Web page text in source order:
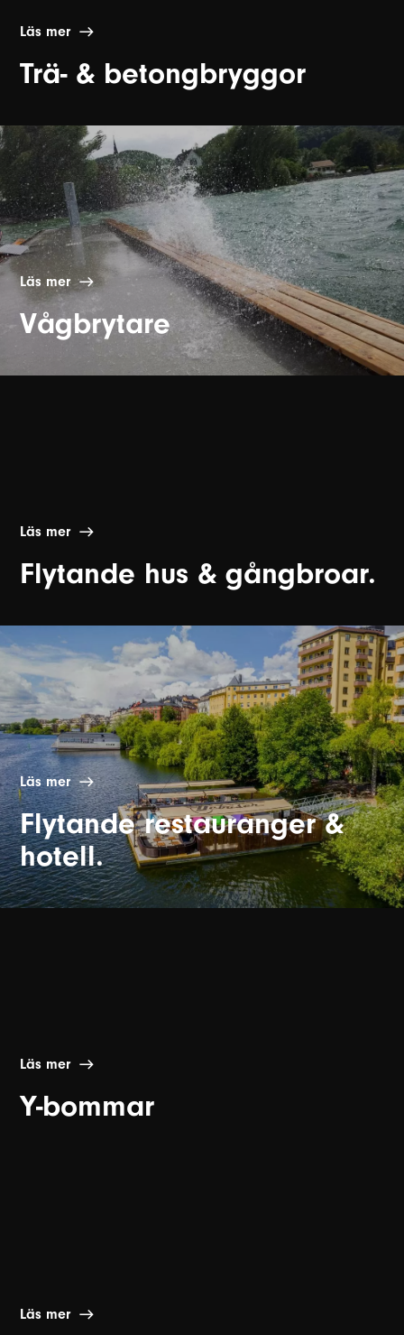
Läs mer
Trä- & betongbryggor
Läs mer
Vågbrytare
Läs mer
Flytande hus & gångbroar.
Läs mer
Flytande restauranger &
hotell.
Läs mer
Y-bommar
Läs mer